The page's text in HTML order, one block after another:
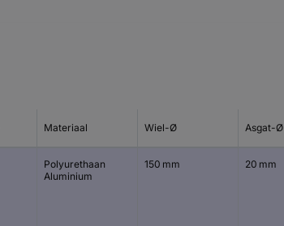
Materiaal Wiel-Ø Asgat-Ø
Polyurethaan
Aluminium
150 mm 20 mm